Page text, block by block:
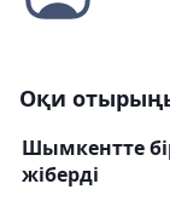
Оқи
Шымкентте
жіберді